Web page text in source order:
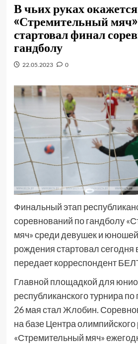
В чьих руках окажется
«Стремительный
стартовал финал
гандболу
22.05.2023 0
Финальный этап
соревнований по гандболу
мяч» среди девушек и
рождения стартовал
передает корреспондент
Главной площадкой для
республиканского турнира по
26 мая стал Жлобин.
на базе Центра олимпийского
«Стремительный мяч»